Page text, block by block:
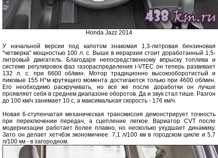
Honda Jazz 2014
У начальной версии под капотом знакомая 1,3-литровая бензиновая
"четверка" мощностью 100 л. с. Выше в иерархии стоит доработанный 1,5-
литровый двигатель. Благодаря непосредственному впрыску топлива и
системе регулировок фаз газораспределения i-VTEC он теперь развивает
132 л. с. при 6600 об/мин. Мотор традиционно высокооборотистый и
пиковые 155 Н*м крутящего момента достигаются только при 4600 об/мин.
Его необходимо раскручивать, но все же после доработки он лучше
проявляет себя в среднем диапазоне оборотов. Да и звук стал тише. Разгон
до 100 км/ч занимает 10 с, а максимальная скорость - 176 км/ч.
Новая 6-ступенчатая механическая трансмиссия демонстрирует точность
при переключении передач, а сцепление легкое. Вариатор CVT после
модернизации работает более плавно, но несколько ухудшает динамику.
Зато он делает хетчбэк экономичнее: 7,1 л/100 км в городском цикле и 5,7
л/100 км - в загородном.